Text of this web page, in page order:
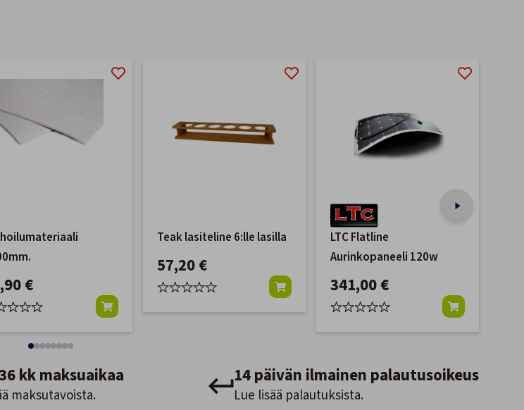
€
Teak lasiteline 6:lle lasilla
57,20 €
LTC Flatline
Aurinkopaneeli 120w
341,00 €
kk maksuaikaa
maksutavoista.
14 päivän ilmainen palautusoikeus
Lue lisää palautuksista.